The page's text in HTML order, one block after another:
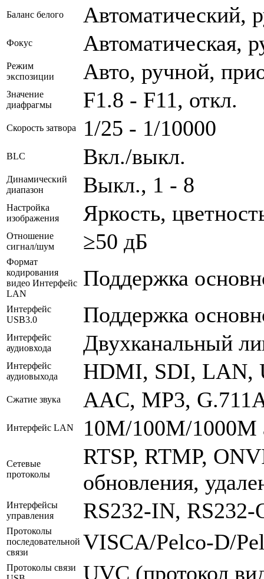
Баланс белого Автоматический,
Фокус Автоматическая,
Режим
экспозиции
Авто, ручной,
Значение
диафрагмы
F1.8 - F11, откл.
Скорость затвора 1/25 - 1/10000
BLC Вкл./выкл.
Динамический
диапазон
Выкл., 1 - 8
Настройка
изображения
Яркость,
Отношение
сигнал/шум
≥50 дБ
Формат
кодирования
видео Интерфейс
LAN
Поддержка
Интерфейс
USB3.0
Поддержка
Интерфейс
аудиовхода
Двухканальный
Интерфейс
аудиовыхода
HDMI, SDI, LAN,
Сжатие звука AAC, MP3,
Интерфейс LAN 10M/100M/1000M
Сетевые
протоколы
RTSP, RTMP,
обновления,
Интерфейсы
управления
RS232-IN, RS232-
Протоколы
последовательной
связи
VISCA/Pelco-D/
Протоколы связи
UVC (протокол